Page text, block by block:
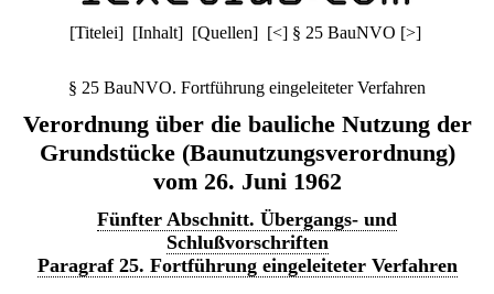
[Titelei] [Inhalt] [Quellen] [<] § 25 BauNVO [>]
§ 25 BauNVO. Fortführung eingeleiteter Verfahren
Verordnung über die bauliche Nutzung der
Grundstücke (Baunutzungsverordnung)
vom 26. Juni 1962
Fünfter Abschnitt. Übergangs- und
Schlußvorschriften
Paragraf 25. Fortführung eingeleiteter Verfahren